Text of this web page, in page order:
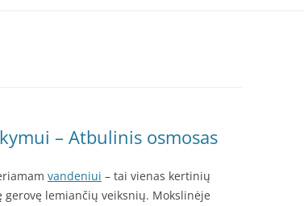
GERIAMO VANDENS FILTRAI
– Atbulinis osmosas
vandeniui – tai vienas kertinių
gerovę lemiančių veiksnių. Mokslinėje